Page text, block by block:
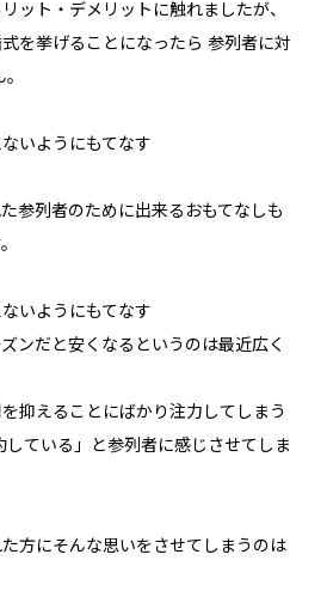
ット・デメリットに触れましたが、
を挙げることになったら 参列者に対
いようにもてなす
参列者のために出来るおもてなしも
いようにもてなす
ンだと安くなるというのは最近広く
抑えることにばかり注力してしまう
している」と参列者に感じさせてしま
方にそんな思いをさせてしまうのは